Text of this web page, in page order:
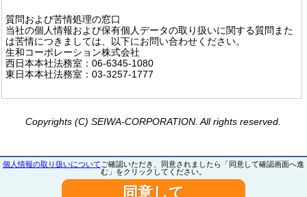
質問および苦情処理の窓口
当社の個人情報および保有個人データの取り扱いに関する質問また
は苦情につきましては、以下にお問い合わせください。
生和コーポレーション株式会社
西日本本社法務室：06-6345-1080
東日本本社法務室：03-3257-1777
Copyrights (C) SEIWA-CORPORATION. All rights reserved.
個人情報の取り扱いについて ご確認いただき、同意されましたら「同意して確認画面へ進
む」をクリックしてください。
同意して